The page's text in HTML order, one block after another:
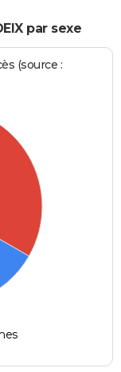
par sexe
(source :